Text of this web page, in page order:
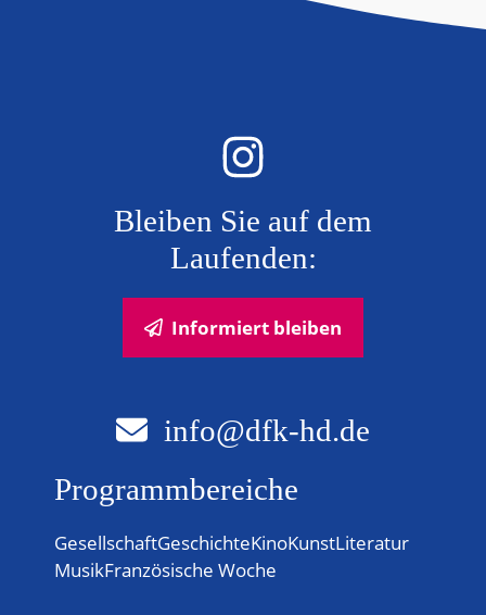
Bleiben Sie auf dem
Laufenden:
Informiert bleiben
info@dfk-hd.de
Programmbereiche
GesellschaftGeschichteKinoKunstLiteratur
MusikFranzösische Woche